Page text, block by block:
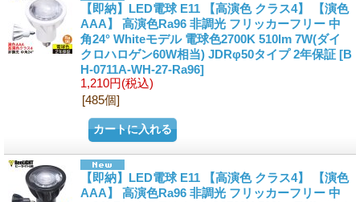
【即納】LED電球 E11 【高演色 クラス4】 【演色
AAA】 高演色Ra96 非調光 フリッカーフリー 中
角24° Whiteモデル 電球色2700K 510lm 7W(ダイ
クロハロゲン60W相当) JDRφ50タイプ 2年保証 [B
H-0711A-WH-27-Ra96]
1,210円(税込)
[485個]
【即納】LED電球 E11 【高演色 クラス4】 【演色
AAA】 高演色Ra96 非調光 フリッカーフリー 中